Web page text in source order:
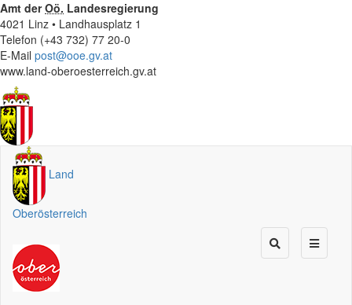
Amt derOö. Landesregierung
4021 Linz • Landhausplatz 1
Telefon (+43 732) 77 20-0
E-Mail post@ooe.gv.at
www.land-oberoesterreich.gv.at
Land
Oberösterreich